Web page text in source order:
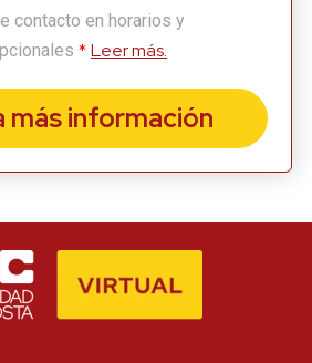
Enviar
contacto en horarios y
*Leer más.
más información